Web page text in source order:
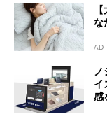
な
AD
イ
感